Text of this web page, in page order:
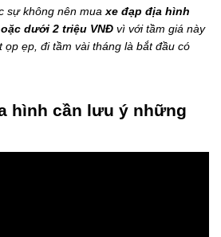
sự không nên muaxe đạp địa hình
dưới 2 triệu VNĐ vì với tầm giá này
ẹp, đi tầm vài tháng là bắt đầu có
hình cần lưu ý những